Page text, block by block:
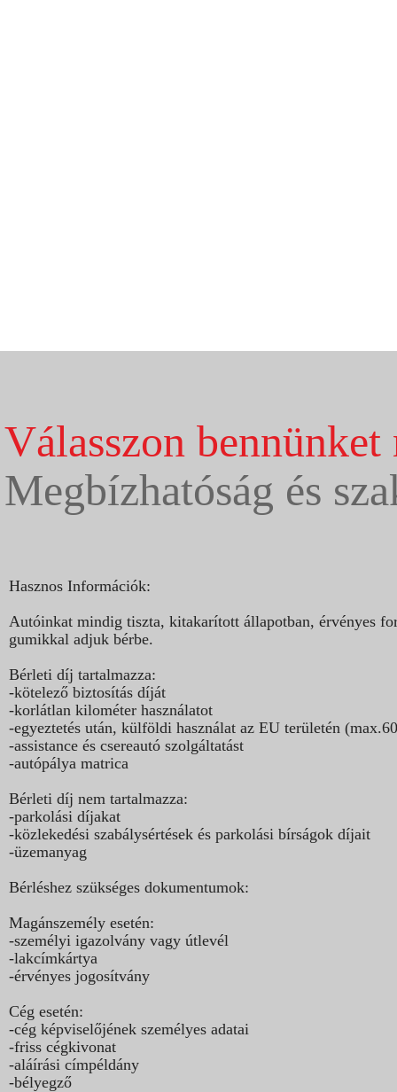
Válasszon bennünket
Megbízhatóság és
Hasznos Információk:
Autóinkat mindig tiszta, kitakarított állapotban, érvényes
gumikkal adjuk bérbe.
Bérleti díj tartalmazza:
-kötelező biztosítás díját
-korlátlan kilométer használatot
-egyeztetés után, külföldi használat az EU területén
-assistance és csereautó szolgáltatást
-autópálya matrica
Bérleti díj nem tartalmazza:
-parkolási díjakat
-közlekedési szabálysértések és parkolási bírságok díjait
-üzemanyag
Bérléshez szükséges dokumentumok:
Magánszemély esetén:
-személyi igazolvány vagy útlevél
-lakcímkártya
-érvényes jogosítvány
Cég esetén:
-cég képviselőjének személyes adatai
-friss cégkivonat
-aláírási címpéldány
-bélyegző